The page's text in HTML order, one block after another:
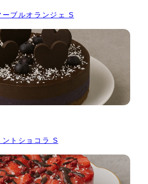
ブルオランジェ S
トショコラ S